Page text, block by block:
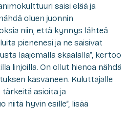
saisi elää ja
oluen juonnin
niin, että kynnys lähteä
pienenesi ja ne saisivat
laajemalla skaalalla”, kertoo
linjoilla. On ollut hienoa nähdä
kasvaneen. Kuluttajalle
asioita ja
hyvin esille”, lisää